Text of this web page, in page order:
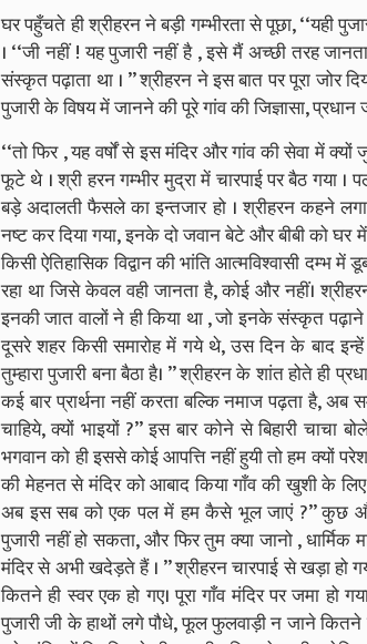
घर पहुँचते ही श्रीहरन ने बड़ी गम्भीरता से पूछा, ‘‘यही
। ‘‘जी नहीं ! यह पुजारी नहीं है , इसे मैं अच्छी तरह
संस्कृत पढ़ाता था । ’’ श्रीहरन ने इस बात पर पूरा जोर
पुजारी के विषय में जानने की पूरे गांव की जिज्ञासा,
‘‘तो फिर , यह वर्षों से इस मंदिर और गांव की सेवा में
फूटे थे । श्री हरन गम्भीर मुद्रा में चारपाई पर बैठ गया
बड़े अदालती फैसले का इन्तजार हो । श्रीहरन कहने
नष्ट कर दिया गया, इनके दो जवान बेटे और बीबी को घर
किसी ऐतिहासिक विद्वान की भांति आत्मविश्वासी दम्भ
रहा था जिसे केवल वही जानता है, कोई और नहीं।
इनकी जात वालों ने ही किया था , जो इनके संस्कृत
दूसरे शहर किसी समारोह में गये थे, उस दिन के बाद इन्हें
तुम्हारा पुजारी बना बैठा है। ’’ श्रीहरन के शांत होते ही
कई बार प्रार्थना नहीं करता बल्कि नमाज पढ़ता है, अब
चाहिये, क्यों भाइयों ?’’ इस बार कोने से बिहारी चाचा
भगवान को ही इससे कोई आपत्ति नहीं हुयी तो हम क्यों
की मेहनत से मंदिर को आबाद किया गाँव की खुशी के
अब इस सब को एक पल में हम कैसे भूल जाएं ?’’ कुछ
पुजारी नहीं हो सकता, और फिर तुम क्या जानो ,
मंदिर से अभी खदेड़ते हैं । ’’ श्रीहरन चारपाई से खड़ा
कितने ही स्वर एक हो गए। पूरा गाँव मंदिर पर जमा हो
पुजारी जी के हाथों लगे पौधे, फूल फुलवाड़ी न जाने